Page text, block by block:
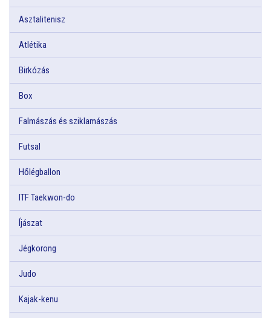
Asztalitenisz
Atlétika
Birkózás
Box
Falmászás és sziklamászás
Futsal
Hőlégballon
ITF Taekwon-do
Íjászat
Jégkorong
Judo
Kajak-kenu